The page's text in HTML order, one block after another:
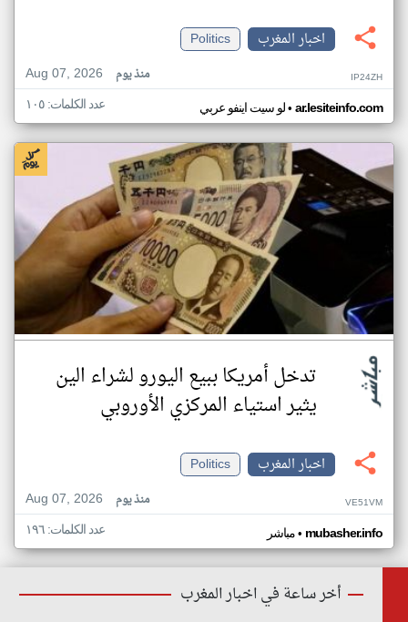
اخبار المغرب
Politics
Aug 07, 2026
منذ يوم IP24ZH
لو سيت اينفو عربي• ar.lesiteinfo.com عدد الكلمات: ١٠٥
تدخل أمريكا ببيع اليورو لشراء الين
يثير استياء المركزي الأوروبي
اخبار المغرب
Politics
Aug 07, 2026
منذ يوم VE51VM
مباشر• mubasher.info عدد الكلمات: ١٩٦
أخر ساعة في اخبار المغرب